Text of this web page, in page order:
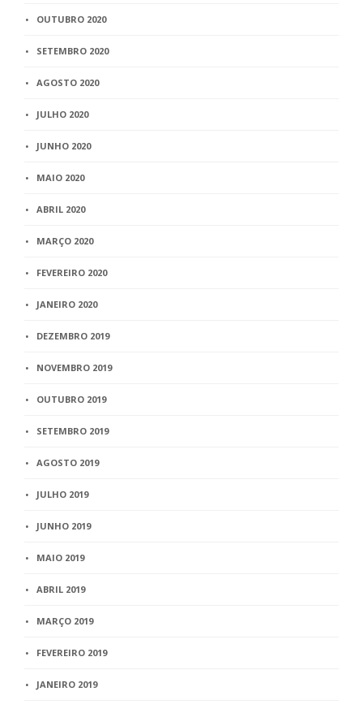
OUTUBRO 2020
SETEMBRO 2020
AGOSTO 2020
JULHO 2020
JUNHO 2020
MAIO 2020
ABRIL 2020
MARÇO 2020
FEVEREIRO 2020
JANEIRO 2020
DEZEMBRO 2019
NOVEMBRO 2019
OUTUBRO 2019
SETEMBRO 2019
AGOSTO 2019
JULHO 2019
JUNHO 2019
MAIO 2019
ABRIL 2019
MARÇO 2019
FEVEREIRO 2019
JANEIRO 2019